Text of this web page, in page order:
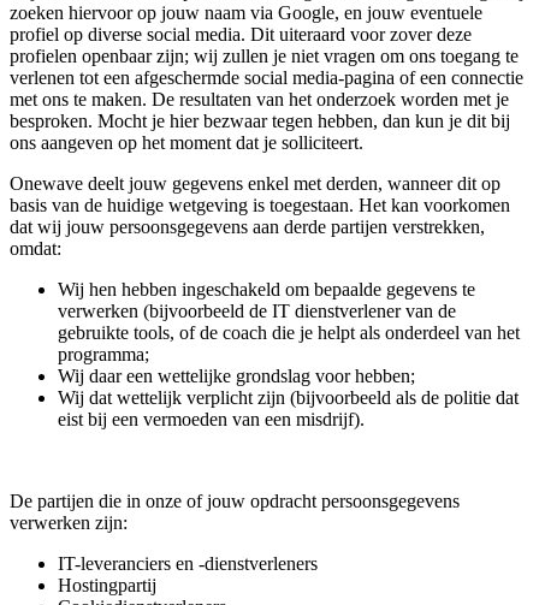
zoeken hiervoor op jouw naam via Google, en jouw eventuele
profiel op diverse social media. Dit uiteraard voor zover deze
profielen openbaar zijn; wij zullen je niet vragen om ons toegang te
verlenen tot een afgeschermde social media-pagina of een connectie
met ons te maken. De resultaten van het onderzoek worden met je
besproken. Mocht je hier bezwaar tegen hebben, dan kun je dit bij
ons aangeven op het moment dat je solliciteert.
Onewave deelt jouw gegevens enkel met derden, wanneer dit op
basis van de huidige wetgeving is toegestaan. Het kan voorkomen
dat wij jouw persoonsgegevens aan derde partijen verstrekken,
omdat:
Wij hen hebben ingeschakeld om bepaalde gegevens te
verwerken (bijvoorbeeld de IT dienstverlener van de
gebruikte tools, of de coach die je helpt als onderdeel van het
programma;
Wij daar een wettelijke grondslag voor hebben;
Wij dat wettelijk verplicht zijn (bijvoorbeeld als de politie dat
eist bij een vermoeden van een misdrijf).
De partijen die in onze of jouw opdracht persoonsgegevens
verwerken zijn:
IT-leveranciers en -dienstverleners
Hostingpartij